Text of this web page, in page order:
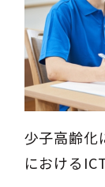
少子高齢化
における